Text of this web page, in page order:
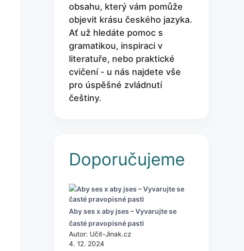
obsahu, který vám pomůže
objevit krásu českého jazyka.
Ať už hledáte pomoc s
gramatikou, inspiraci v
literatuře, nebo praktické
cvičení - u nás najdete vše
pro úspěšné zvládnutí
češtiny.
Doporučujeme
Aby ses x aby jses – Vyvarujte se
časté pravopisné pasti
Autor: Učit-Jinak.cz
4. 12. 2024